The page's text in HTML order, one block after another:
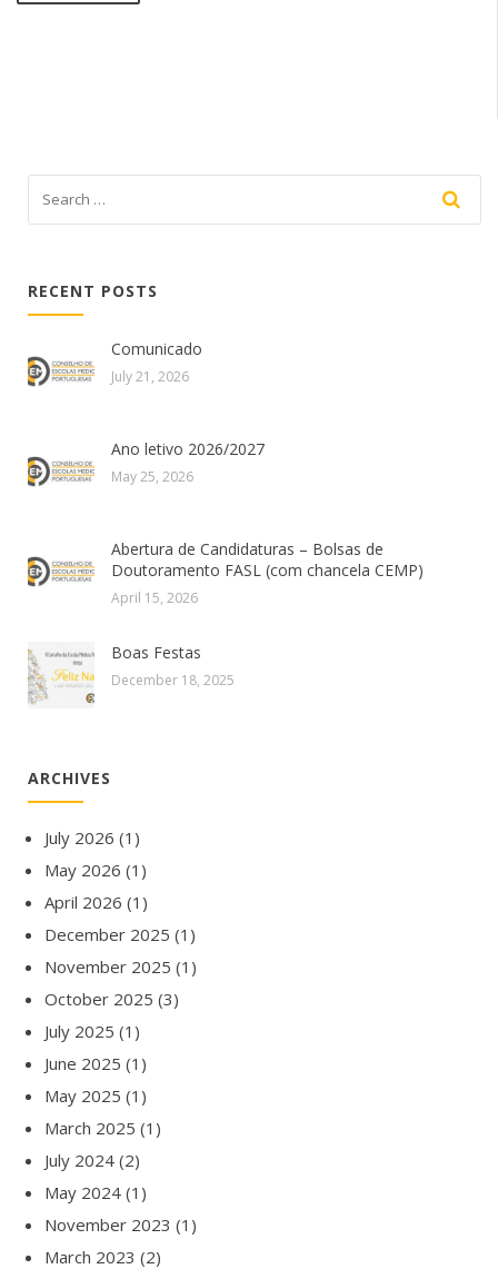
RECENT POSTS
Comunicado
July 21, 2026
Ano letivo 2026/2027
May 25, 2026
Abertura de Candidaturas – Bolsas de
Doutoramento FASL (com chancela CEMP)
April 15, 2026
Boas Festas
December 18, 2025
ARCHIVES
July 2026 (1)
May 2026 (1)
April 2026 (1)
December 2025 (1)
November 2025 (1)
October 2025 (3)
July 2025 (1)
June 2025 (1)
May 2025 (1)
March 2025 (1)
July 2024 (2)
May 2024 (1)
November 2023 (1)
March 2023 (2)